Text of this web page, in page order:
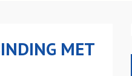
MET